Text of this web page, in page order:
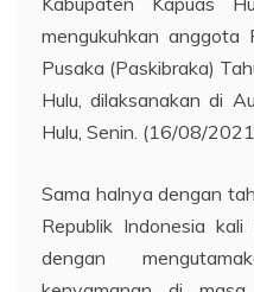
mengukuhkan anggota
Pusaka (Paskibraka)
Hulu, dilaksanakan di
Hulu, Senin. (16/08/
Sama halnya dengan
Republik Indonesia
dengan